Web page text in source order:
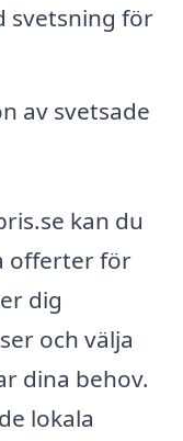
svetsning för
av svetsade
kan du
offerter för
dig
och välja
dina behov.
lokala